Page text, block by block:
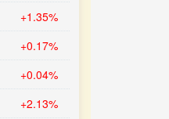
+1.35%
+0.17%
+0.04%
+2.13%